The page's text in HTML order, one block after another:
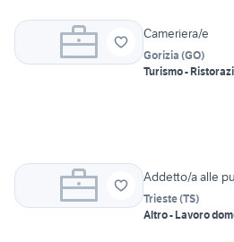
Cameriera/e
Gorizia (GO)
Turismo -
Addetto/a alle
Trieste(TS)
Altro - Lavoro